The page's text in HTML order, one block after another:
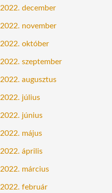
2022. december
2022. november
2022. október
2022. szeptember
2022. augusztus
2022. július
2022. június
2022. május
2022. április
2022. március
2022. február